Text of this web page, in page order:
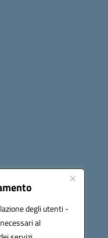
degli utenti -
al